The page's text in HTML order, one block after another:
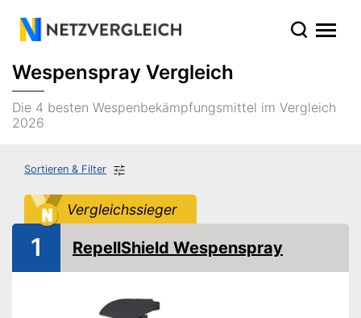
Wespenspray Vergleich
Die 4 besten Wespenbekämpfungsmittel im Vergleich
2026
Sortieren & Filter
Vergleichssieger
1 RepellShield Wespenspray